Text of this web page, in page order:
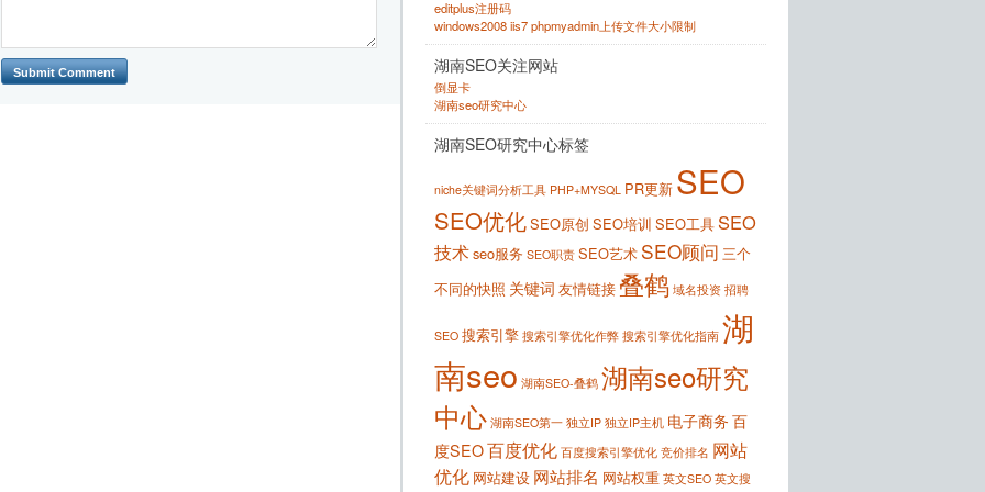
editplus注册码
windows2008 iis7 phpmyadmin上传文件大小限制
湖南SEO关注网站
倒显卡
湖南seo研究中心
湖南SEO研究中心标签
niche关键词分析工具 PHP+MYSQL PR更新 SEO
SEO优化SEO原创 SEO培训 SEO工具 SEO
技术seo服务 SEO职责 SEO艺术 SEO顾问 三个
不同的快照 关键词 友情链接 叠鹤 域名投资 招聘
SEO 搜索引擎 搜索引擎优化作弊 搜索引擎优化指南 湖
南seo 湖南SEO-叠鹤 湖南seo研究
中心 湖南SEO第一 独立IP 独立IP主机 电子商务 百
度SEO百度优化 百度搜索引擎优化 竞价排名 网站
优化 网站建设 网站排名 网站权重 英文SEO 英文搜